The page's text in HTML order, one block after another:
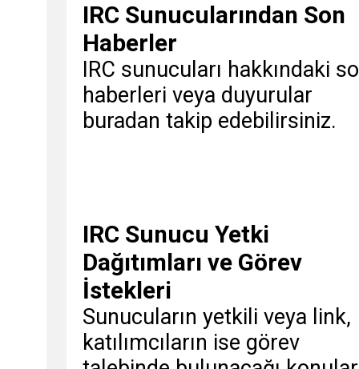
IRC Sunucularından Son
Haberler
IRC sunucuları hakkındaki
haberleri veya duyurular
buradan takip edebilirsiniz.
IRC Sunucu Yetki
Dağıtımları ve Görev
İstekleri
Sunucuların yetkili veya link,
katılımcıların ise görev